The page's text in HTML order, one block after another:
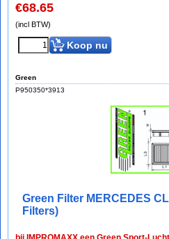
€68.65
(incl BTW)
Koop nu
Green
P950350*3913
Green Filter MERCEDES
Filters)